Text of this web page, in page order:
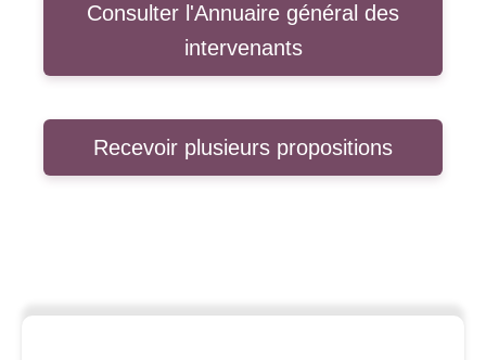
Consulter l'Annuaire général des
intervenants
Recevoir plusieurs propositions